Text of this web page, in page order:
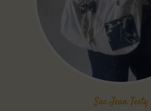
Sac Jean Testy